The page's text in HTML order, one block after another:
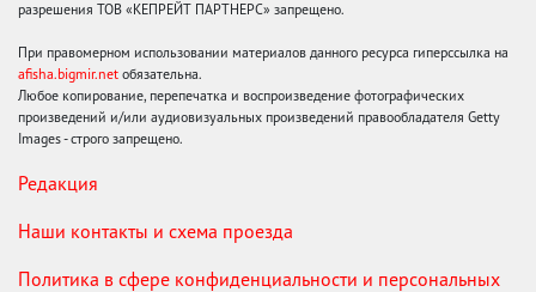
разрешения ТОВ «КЕПРЕЙТ ПАРТНЕРС» запрещено.
При правомерном использовании материалов данного ресурса гиперссылка на
afisha.bigmir.net обязательна.
Любое копирование, перепечатка и воспроизведение фотографических
произведений и/или аудиовизуальных произведений правообладателя Getty
Images - строго запрещено.
Редакция
Наши контакты и схема проезда
Политика в сфере конфиденциальности и персональных